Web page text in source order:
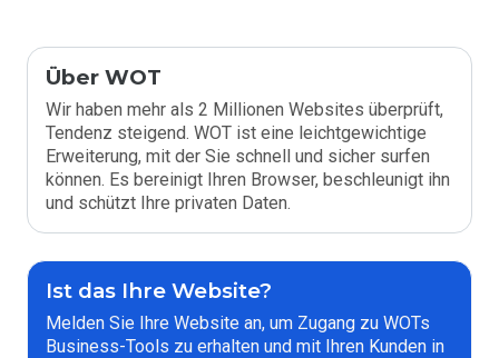
Über WOT
Wir haben mehr als 2 Millionen Websites überprüft,
Tendenz steigend. WOT ist eine leichtgewichtige
Erweiterung, mit der Sie schnell und sicher surfen
können. Es bereinigt Ihren Browser, beschleunigt ihn
und schützt Ihre privaten Daten.
Ist das Ihre Website?
Melden Sie Ihre Website an, um Zugang zu WOTs
Business-Tools zu erhalten und mit Ihren Kunden in